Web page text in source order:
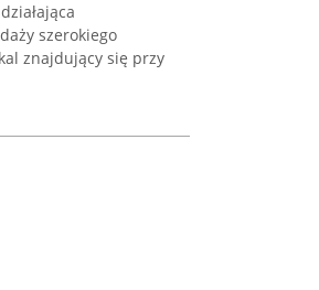
szerokiego
znajdujący się przy